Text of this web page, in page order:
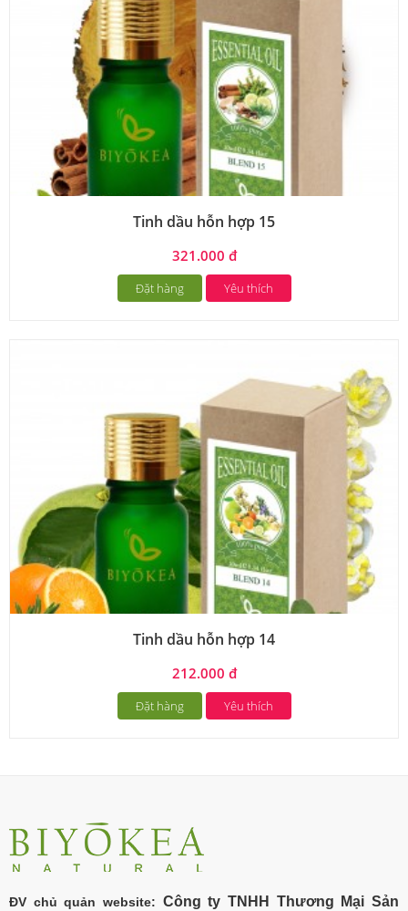
Tinh dầu hỗn hợp 15
321.000 đ
Đặt hàng Yêu thích
Tinh dầu hỗn hợp 14
212.000 đ
Đặt hàng Yêu thích
ĐV chủ quản website: Công ty TNHH Thương Mại Sản